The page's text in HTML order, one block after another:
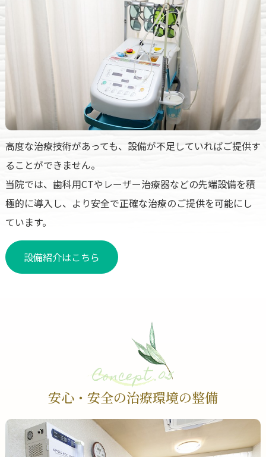
高度な治療技術があっても、設備が不足していればご提供す
ることができません。
当院では、歯科用CTやレーザー治療器などの先端設備を積
極的に導入し、より安全で正確な治療のご提供を可能にし
ています。
設備紹介はこちら
Concept .05
安心・安全の治療環境の整備